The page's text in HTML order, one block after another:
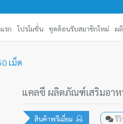
รก โปรโมชั่น ชุดต้อนรับสมาชิกใหม่ ผ
เม็ด
แคลซี ผลิตภัณฑ์เสริมอาห
สินค้าพรีเมี่ยม รี